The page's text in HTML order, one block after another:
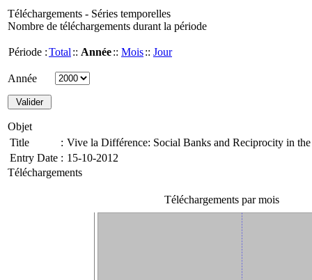
Téléchargements - Séries temporelles
Nombre de téléchargements durant la période
Période :Total :: Année:: Mois:: Jour
Année
Objet
Title
: Vive la Différence: Social Banks and Reciprocity in
Entry Date : 15-10-2012
Téléchargements
Téléchargements par mois